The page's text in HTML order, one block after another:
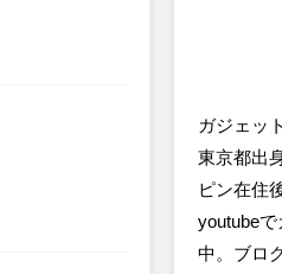
ガジェッ
東京都出
ピン在住
youtube
中。ブロ